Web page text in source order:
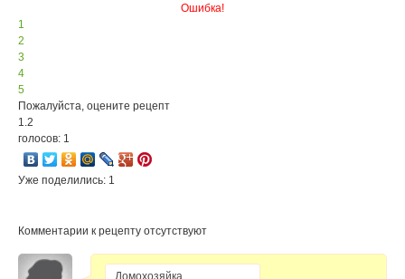
Ошибка!
1
2
3
4
5
Пожалуйста, оцените рецепт
1.2
голосов: 1
Уже поделились: 1
Комментарии к рецепту отсутствуют